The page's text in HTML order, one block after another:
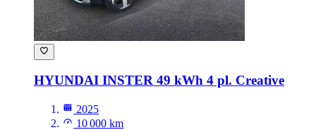
HYUNDAI INSTER 49 kWh 4 pl. Creative
2025
10 000 km